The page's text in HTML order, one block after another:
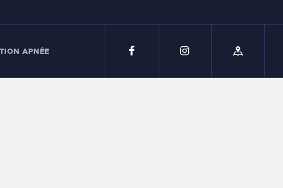
APNÉE